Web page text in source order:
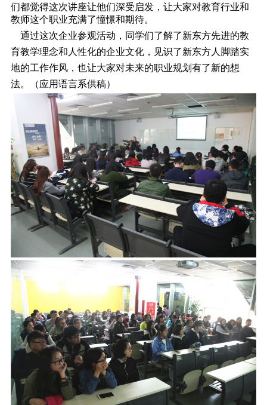
们都觉得这次讲座让他们深受启发，让大家对教育行业和
教师这个职业充满了憧憬和期待。
通过这次企业参观活动，同学们了解了新东方先进的教
育教学理念和人性化的企业文化，见识了新东方人脚踏实
地的工作作风，也让大家对未来的职业规划有了新的想
法。（应用语言系供稿）